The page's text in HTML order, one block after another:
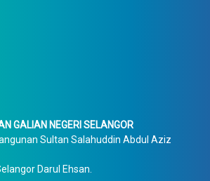
GALIAN NEGERI SELANGOR
Sultan Salahuddin Abdul Aziz
Darul Ehsan.